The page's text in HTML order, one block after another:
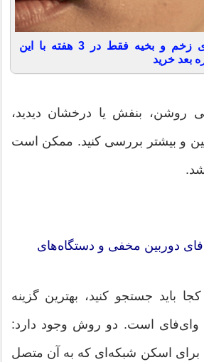
کاهش چشمگیر جای زخم و بخیه فقط در 3 هفته با این
بعد خرید
روشن، بنفش یا درخشان دیدید،
و بیشتر بررسی کنید. ممکن است
دوربین مخفی و دستگاه‌های
باید جستجو کنید، بهترین گزینه
است. دو روش وجود دارد:
برای اسکن شبکه‌ای که به آن متصل